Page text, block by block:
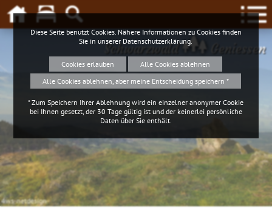
Schwarzwald Geniessen
4ws-netdesign
Diese Seite benutzt Cookies. Nähere Informationen zu Cookies finden
Sie in unserer Datenschutzerklärung
Cookies erlauben
Alle Cookies ablehnen
Alle Cookies ablehnen, aber meine Entscheidung speichern *
* Zum Speichern Ihrer Ablehnung wird ein einzelner anonymer Cookie
bei Ihnen gesetzt, der 30 Tage gültig ist und der keinerlei persönliche
Daten über Sie enthält.